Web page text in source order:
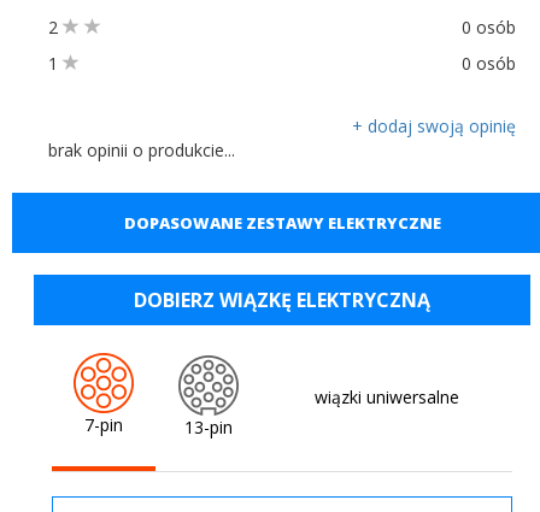
2
0 osób
1
0 osób
+ dodaj swoją opinię
brak opinii o produkcie...
DOPASOWANE ZESTAWY ELEKTRYCZNE
DOBIERZ WIĄZKĘ ELEKTRYCZNĄ
7-pin 13-pin
wiązki uniwersalne